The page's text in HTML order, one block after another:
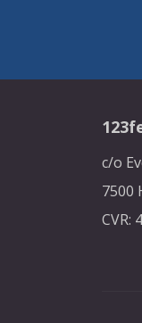
c/o
7500
CVR: